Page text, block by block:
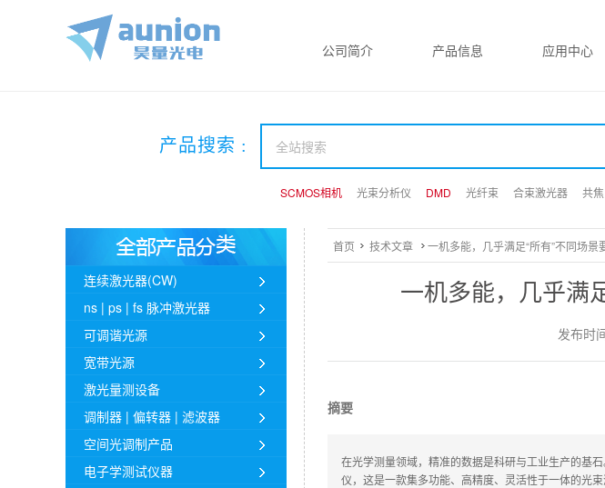
公司简介 产品信息 应用中心
产品搜索 :
SCMOS相机 光束分析仪 DMD 光纤束 合束激光器 共
SCMOS相机 光束分析仪 DMD 光纤束 合束激光器 共
SCMOS相机 光束分析仪 DMD 光纤束 合束激光器 共
连续激光器(CW)
ns | ps | fs 脉冲激光器
可调谐光源
宽带光源
激光量测设备
调制器 | 偏转器 | 滤波器
空间光调制产品
电子学测试仪器
首页 技术文章 一机多能，几乎满足“所有”不同场
一机多能，几乎满
发布时
摘要
在光学测量领域，精准的数据是科研与工业生产的基
仪，这是一款集多功能、高精度、灵活性于一体的光